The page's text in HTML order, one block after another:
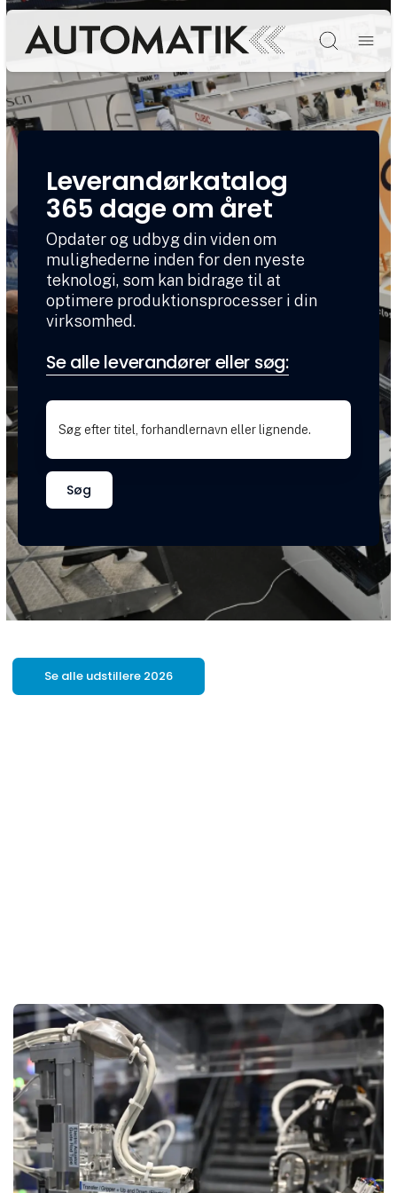
Søg
Leverandørkatalog
365 dage om året
Opdater og udbyg din viden om
mulighederne inden for den nyeste
teknologi, som kan bidrage til at
optimere produktionsprocesser i din
virksomhed.
Se alle leverandører eller søg:
Søg
Se alle udstillere 2026